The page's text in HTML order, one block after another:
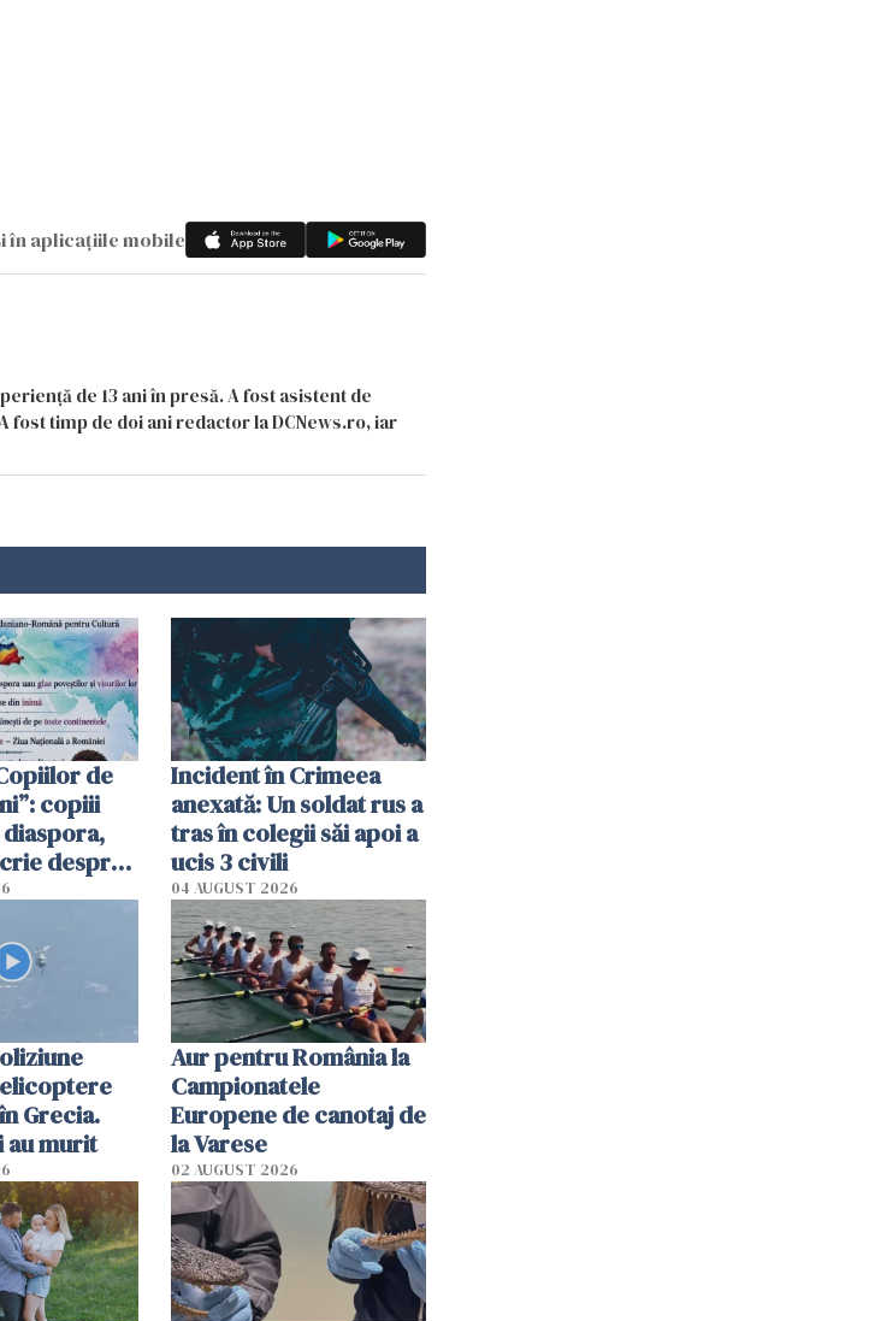
în aplicațiile mobile
de 13 ani în presă. A fost asistent de
timp de doi ani redactor la DCNews.ro, iar
de
copiii
despre
un volum
Incident în Crimeea
anexată: Un soldat rus a
tras în colegii săi apoi a
ucis 3 civili
04 AUGUST 2026
Grecia.
au murit
Aur pentru România la
Campionatele
Europene de canotaj de
la Varese
02 AUGUST 2026